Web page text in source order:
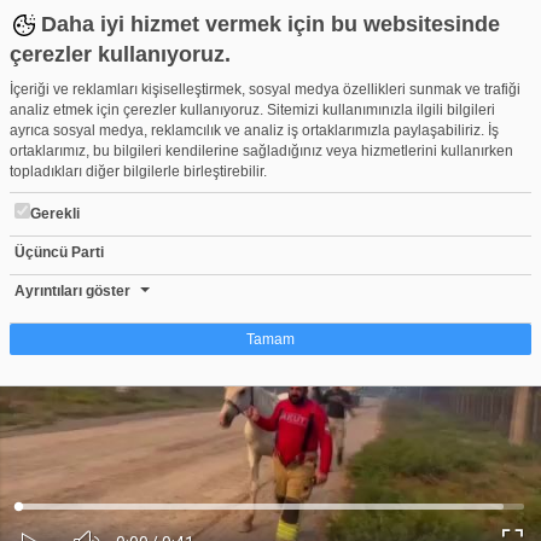
Daha iyi hizmet vermek için bu websitesinde
çerezler kullanıyoruz.
İçeriği ve reklamları kişiselleştirmek, sosyal medya özellikleri sunmak ve trafiği
analiz etmek için çerezler kullanıyoruz. Sitemizi kullanımınızla ilgili bilgileri
ayrıca sosyal medya, reklamcılık ve analiz iş ortaklarımızla paylaşabiliriz. İş
ortaklarımız, bu bilgileri kendilerine sağladığınız veya hizmetlerini kullanırken
topladıkları diğer bilgilerle birleştirebilir.
Gerekli
Üçüncü Parti
Ayrıntıları göster
Tamam
Çerez nedir?
Çerezler, web-sitelerinin, kullanıcıların deneyimlerini daha verimli hale getirmek
amacıyla kullandığı küçük metin dosyalarıdır. Yasalara göre, bu sitenin
işletilmesi için kesinlikle gerekli olan çerezleri cihazınıza yerleştirebiliyoruz.
Diğer çerez türleri için sizden izin almamız gerekiyor. Bu site farklı çerez türleri
kullanmaktadır. Bazı çerezler, sayfalarımızda yer alan üçüncü şahıs hizmetleri
tarafından yerleştirilir. İzniniz şu alanlar için geçerlidir: web.tv
Ses
Yüklendi:
0%
Yükleniyor:
Bursa'da Uludağ Üniversitesi içindeki ormanlarının yarısı